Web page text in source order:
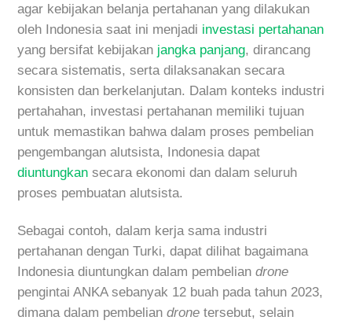
agar kebijakan belanja pertahanan yang dilakukan
oleh Indonesia saat ini menjadi investasi pertahanan
yang bersifat kebijakan jangka panjang, dirancang
secara sistematis, serta dilaksanakan secara
konsisten dan berkelanjutan. Dalam konteks industri
pertahahan, investasi pertahanan memiliki tujuan
untuk memastikan bahwa dalam proses pembelian
pengembangan alutsista, Indonesia dapat
diuntungkan secara ekonomi dan dalam seluruh
proses pembuatan alutsista.
Sebagai contoh, dalam kerja sama industri
pertahanan dengan Turki, dapat dilihat bagaimana
Indonesia diuntungkan dalam pembeliandrone
pengintai ANKA sebanyak 12 buah pada tahun 2023,
dimana dalam pembeliandronetersebut, selain